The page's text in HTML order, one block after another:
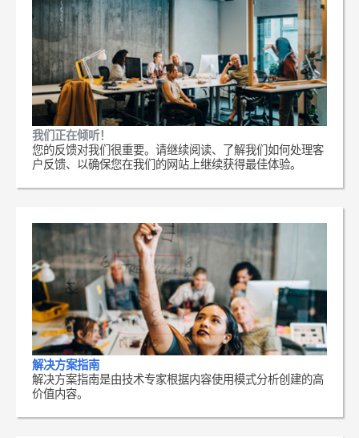
我们正在倾听！
您的反馈对我们很重要。请继续阅读、了解我们如何处理客
户反馈、以确保您在我们的网站上继续获得最佳体验。
解决方案指南
解决方案指南是由技术专家根据内容使用模式分析创建的高
价值内容。